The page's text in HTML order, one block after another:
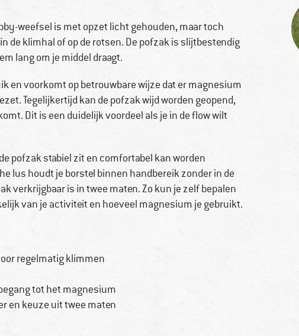
weefsel is met opzet licht gehouden, maar toch
de klimhal of op de rotsen. De pofzak is slijtbestendig
lang om je middel draagt.
en voorkomt op betrouwbare wijze dat er magnesium
Tegelijkertijd kan de pofzak wijd worden geopend,
Dit is een duidelijk voordeel als je in de flow wilt
pofzak stabiel zit en comfortabel kan worden
lus houdt je borstel binnen handbereik zonder in de
verkrijgbaar is in twee maten. Zo kun je zelf bepalen
van je activiteit en hoeveel magnesium je gebruikt.
regelmatig klimmen
tot het magnesium
en keuze uit twee maten